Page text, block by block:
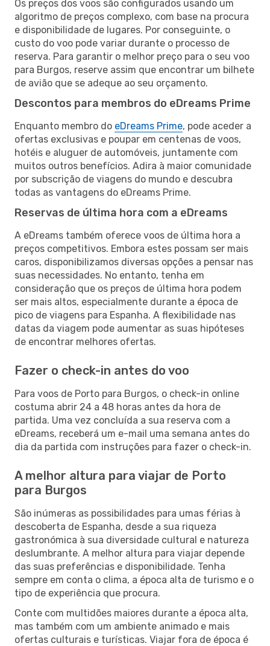
Os preços dos voos são configurados usando um
algoritmo de preços complexo, com base na procura
e disponibilidade de lugares. Por conseguinte, o
custo do voo pode variar durante o processo de
reserva. Para garantir o melhor preço para o seu voo
para Burgos, reserve assim que encontrar um bilhete
de avião que se adeque ao seu orçamento.
Descontos para membros do eDreams Prime
Enquanto membro do eDreams Prime, pode aceder a
ofertas exclusivas e poupar em centenas de voos,
hotéis e aluguer de automóveis, juntamente com
muitos outros benefícios. Adira à maior comunidade
por subscrição de viagens do mundo e descubra
todas as vantagens do eDreams Prime.
Reservas de última hora com a eDreams
A eDreams também oferece voos de última hora a
preços competitivos. Embora estes possam ser mais
caros, disponibilizamos diversas opções a pensar nas
suas necessidades. No entanto, tenha em
consideração que os preços de última hora podem
ser mais altos, especialmente durante a época de
pico de viagens para Espanha. A flexibilidade nas
datas da viagem pode aumentar as suas hipóteses
de encontrar melhores ofertas.
Fazer o check-in antes do voo
Para voos de Porto para Burgos, o check-in online
costuma abrir 24 a 48 horas antes da hora de
partida. Uma vez concluída a sua reserva com a
eDreams, receberá um e-mail uma semana antes do
dia da partida com instruções para fazer o check-in.
A melhor altura para viajar de Porto
para Burgos
São inúmeras as possibilidades para umas férias à
descoberta de Espanha, desde a sua riqueza
gastronómica à sua diversidade cultural e natureza
deslumbrante. A melhor altura para viajar depende
das suas preferências e disponibilidade. Tenha
sempre em conta o clima, a época alta de turismo e o
tipo de experiência que procura.
Conte com multidões maiores durante a época alta,
mas também com um ambiente animado e mais
ofertas culturais e turísticas. Viajar fora de época é